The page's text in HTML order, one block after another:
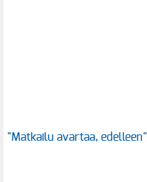
"Matkailu avartaa, edelleen"